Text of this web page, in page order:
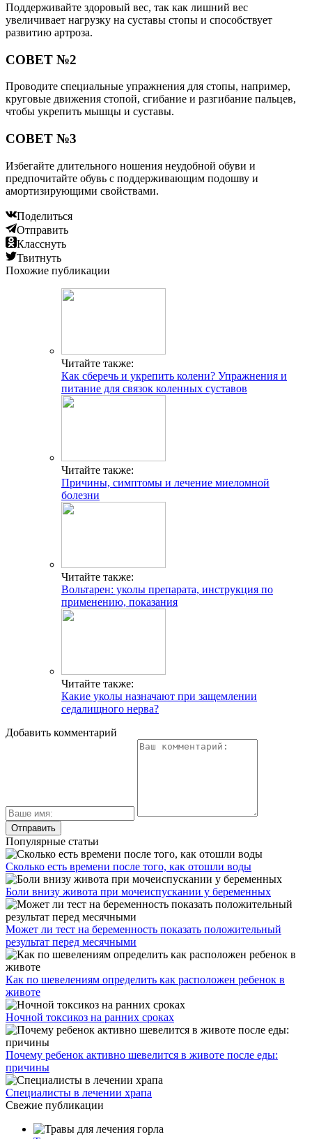
Поддерживайте здоровый вес, так как лишний вес
увеличивает нагрузку на суставы стопы и способствует
развитию артроза.
СОВЕТ №2
Проводите специальные упражнения для стопы, например,
круговые движения стопой, сгибание и разгибание пальцев,
чтобы укрепить мышцы и суставы.
СОВЕТ №3
Избегайте длительного ношения неудобной обуви и
предпочитайте обувь с поддерживающим подошву и
амортизирующими свойствами.
Поделиться
Отправить
Класснуть
Твитнуть
Похожие публикации
Читайте также:
Как сберечь и укрепить колени? Упражнения и
питание для связок коленных суставов
Читайте также:
Причины, симптомы и лечение миеломной
болезни
Читайте также:
Вольтарен: уколы препарата, инструкция по
применению, показания
Читайте также:
Какие уколы назначают при защемлении
седалищного нерва?
Добавить комментарий
Популярные статьи
Сколько есть времени после того, как отошли воды
Боли внизу живота при мочеиспускании у беременных
Может ли тест на беременность показать положительный
результат перед месячными
Как по шевелениям определить как расположен ребенок в
животе
Ночной токсикоз на ранних сроках
Почему ребенок активно шевелится в животе после еды:
причины
Специалисты в лечении храпа
Свежие публикации